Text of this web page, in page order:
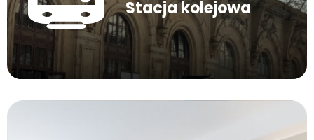
Stacja kolejowa